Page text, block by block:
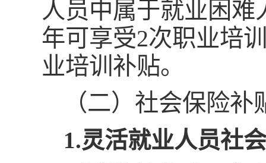
人员中属于就业困
年可享受2次职业培
业培训补贴。
（二）社会保险补
1.灵活就业人员社